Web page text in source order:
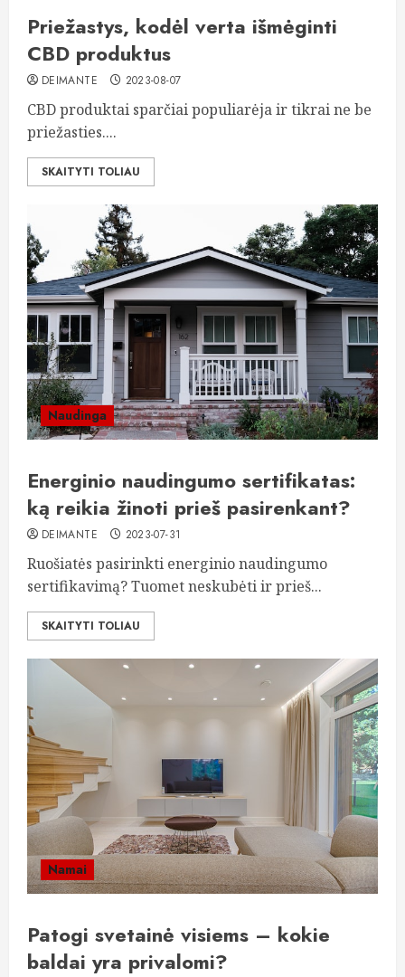
Priežastys, kodėl verta išmėginti
CBD produktus
DEIMANTE 2023-08-07
CBD produktai sparčiai populiarėja ir tikrai ne be
priežasties....
SKAITYTI TOLIAU
Naudinga
Energinio naudingumo sertifikatas:
ką reikia žinoti prieš pasirenkant?
DEIMANTE 2023-07-31
Ruošiatės pasirinkti energinio naudingumo
sertifikavimą? Tuomet neskubėti ir prieš...
SKAITYTI TOLIAU
Namai
Patogi svetainė visiems – kokie
baldai yra privalomi?